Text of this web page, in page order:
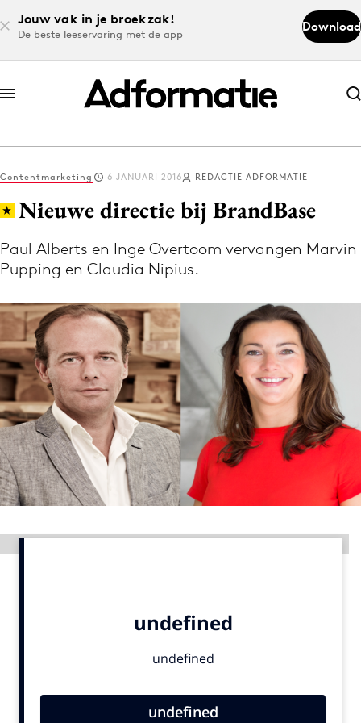
Jouw vak in je broekzak!
De beste leeservaring met de app
Download
Abonneer nu
Abonneer nu
Log in
Download de app
Volg het laatste nieuws via de Adformatie
Menu
Home
9 sept: GenAI-training
12 nov: MarketingLive!
Adverteren
Events
Contentmarketing 6 JANUARI 2016 REDACTIE ADFORMATIE
Nieuwe directie bij BrandBase
Paul Alberts en Inge Overtoom vervangen Marvin
Pupping en Claudia Nipius.